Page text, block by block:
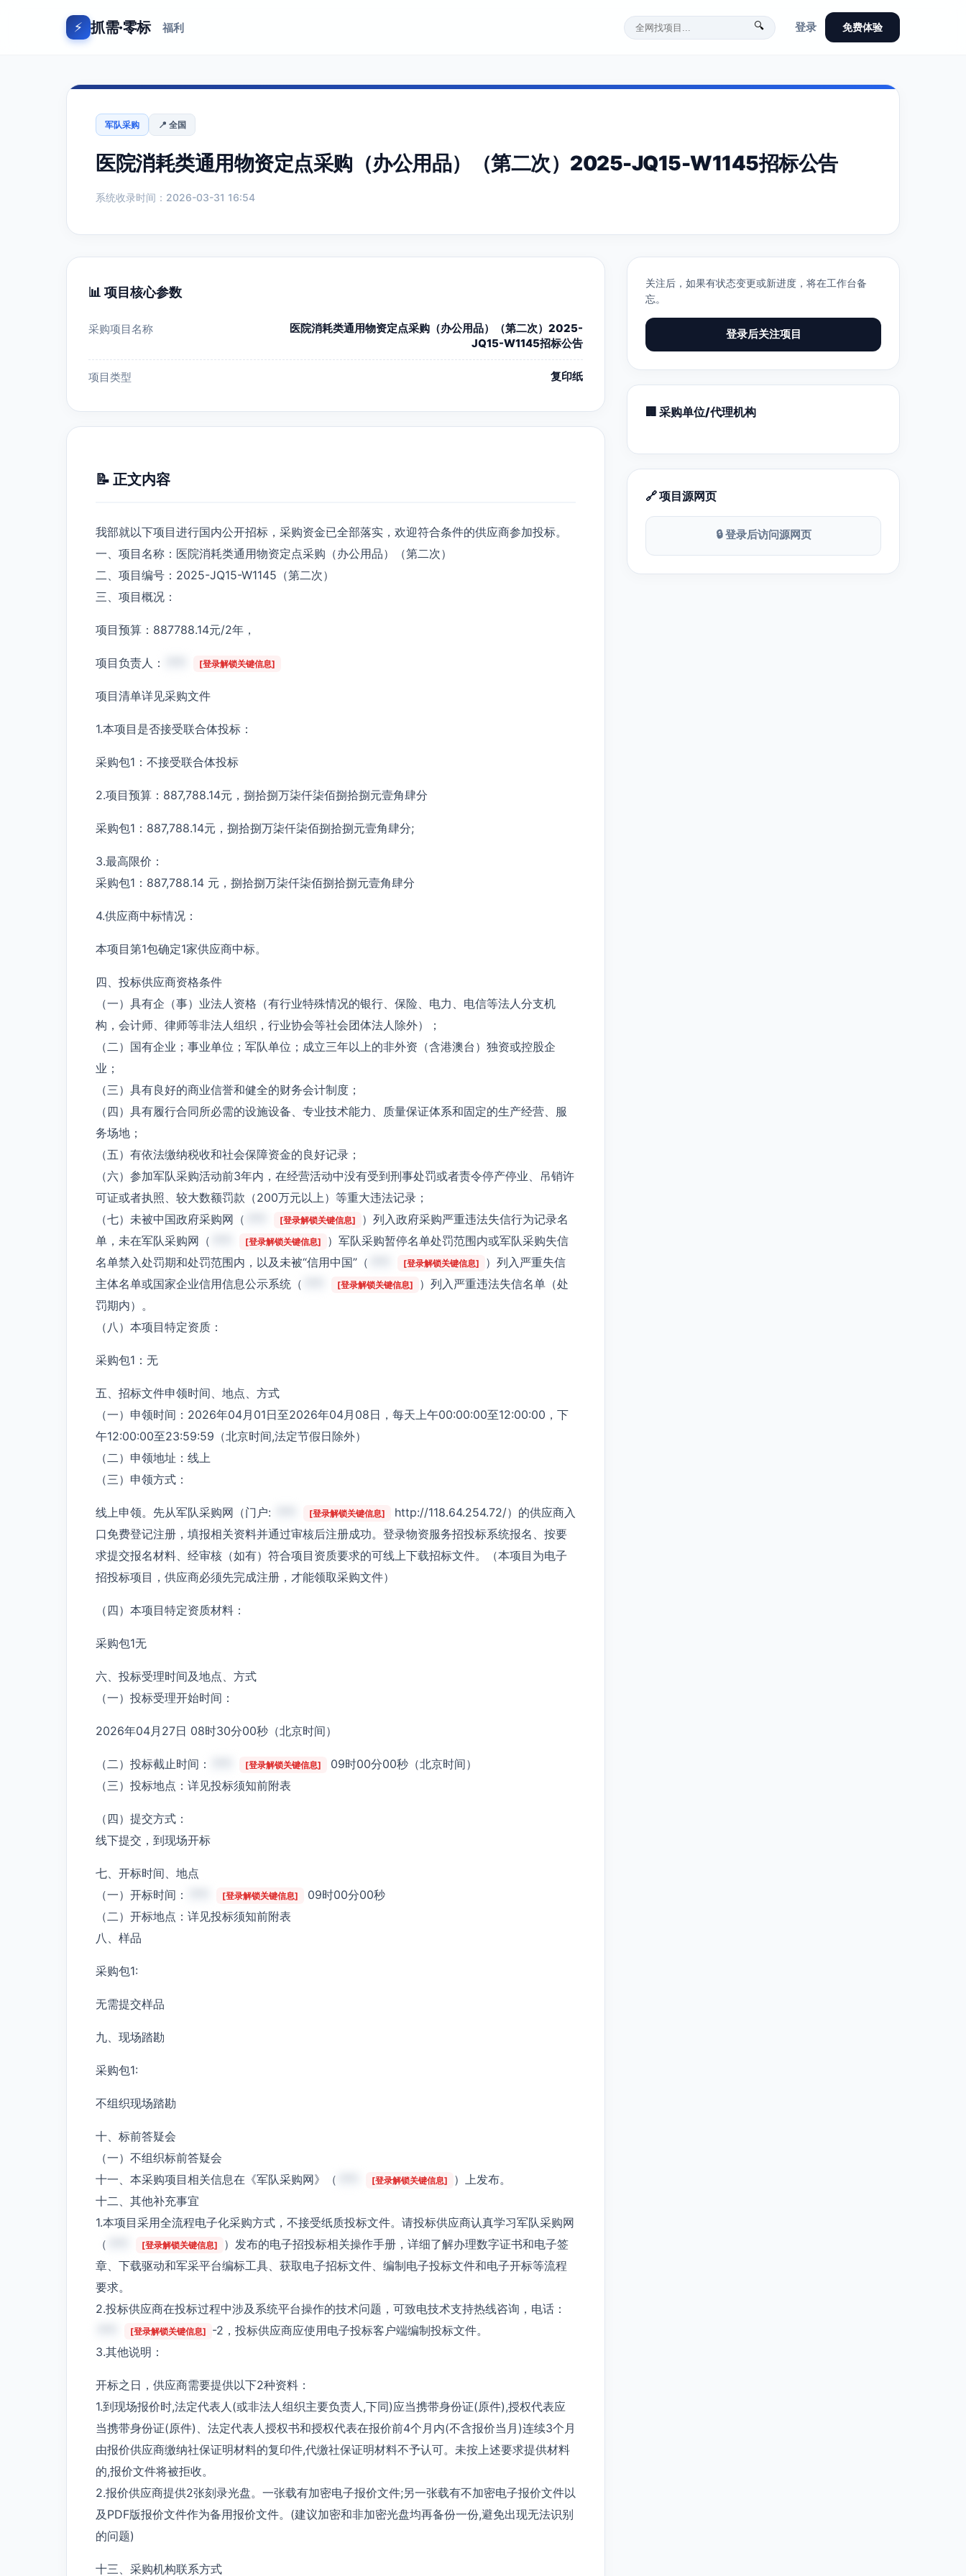
⚡ 抓需·零标 福利 🔍 登录 免费体验
军队采购 📍 全国
医院消耗类通用物资定点采购（办公用品）（第二次）2025-JQ15-W1145招标公告
系统收录时间：2026-03-31 16:54
📊 项目核心参数
采购项目名称
医院消耗类通用物资定点采购（办公用品）（第二次）2025-
JQ15-W1145招标公告
项目类型 复印纸
📝 正文内容
我部就以下项目进行国内公开招标，采购资金已全部落实，欢迎符合条件的供应商参加投标。
一、项目名称：医院消耗类通用物资定点采购（办公用品）（第二次）
二、项目编号：2025-JQ15-W1145（第二次）
三、项目概况：
项目预算：887788.14元/2年，
项目负责人： [登录解锁关键信息]
项目清单详见采购文件
1.本项目是否接受联合体投标：
采购包1：不接受联合体投标
2.项目预算：887,788.14元，捌拾捌万柒仟柒佰捌拾捌元壹角肆分
采购包1：887,788.14元，捌拾捌万柒仟柒佰捌拾捌元壹角肆分;
3.最高限价：
采购包1：887,788.14 元，捌拾捌万柒仟柒佰捌拾捌元壹角肆分
4.供应商中标情况：
本项目第1包确定1家供应商中标。
四、投标供应商资格条件
（一）具有企（事）业法人资格（有行业特殊情况的银行、保险、电力、电信等法人分支机
构，会计师、律师等非法人组织，行业协会等社会团体法人除外）；
（二）国有企业；事业单位；军队单位；成立三年以上的非外资（含港澳台）独资或控股企
业；
（三）具有良好的商业信誉和健全的财务会计制度；
（四）具有履行合同所必需的设施设备、专业技术能力、质量保证体系和固定的生产经营、服
务场地；
（五）有依法缴纳税收和社会保障资金的良好记录；
（六）参加军队采购活动前3年内，在经营活动中没有受到刑事处罚或者责令停产停业、吊销许
可证或者执照、较大数额罚款（200万元以上）等重大违法记录；
（七）未被中国政府采购网（
[登录解锁关键信息]
）列入政府采购严重违法失信行为记录名
单，未在军队采购网（
[登录解锁关键信息]
）军队采购暂停名单处罚范围内或军队采购失信
名单禁入处罚期和处罚范围内，以及未被“信用中国”（
[登录解锁关键信息]
）列入严重失信
主体名单或国家企业信用信息公示系统（
[登录解锁关键信息]
）列入严重违法失信名单（处
罚期内）。
（八）本项目特定资质：
采购包1：无
五、招标文件申领时间、地点、方式
（一）申领时间：2026年04月01日至2026年04月08日，每天上午00:00:00至12:00:00，下
午12:00:00至23:59:59（北京时间,法定节假日除外）
（二）申领地址：线上
（三）申领方式：
线上申领。先从军队采购网（门户: [登录解锁关键信息]
http://118.64.254.72/）的供应商入
口免费登记注册，填报相关资料并通过审核后注册成功。登录物资服务招投标系统报名、按要
求提交报名材料、经审核（如有）符合项目资质要求的可线上下载招标文件。（本项目为电子
招投标项目，供应商必须先完成注册，才能领取采购文件）
（四）本项目特定资质材料：
采购包1无
六、投标受理时间及地点、方式
（一）投标受理开始时间：
2026年04月27日 08时30分00秒（北京时间）
（二）投标截止时间： [登录解锁关键信息]
09时00分00秒（北京时间）
（三）投标地点：详见投标须知前附表
（四）提交方式：
线下提交，到现场开标
七、开标时间、地点
（一）开标时间：
[登录解锁关键信息]
09时00分00秒
（二）开标地点：详见投标须知前附表
八、样品
采购包1:
无需提交样品
九、现场踏勘
采购包1:
不组织现场踏勘
十、标前答疑会
（一）不组织标前答疑会
十一、本采购项目相关信息在《军队采购网》（
[登录解锁关键信息]
）上发布。
十二、其他补充事宜
1.本项目采用全流程电子化采购方式，不接受纸质投标文件。请投标供应商认真学习军队采购网
（
[登录解锁关键信息]
）发布的电子招投标相关操作手册，详细了解办理数字证书和电子签
章、下载驱动和军采平台编标工具、获取电子招标文件、编制电子投标文件和电子开标等流程
要求。
2.投标供应商在投标过程中涉及系统平台操作的技术问题，可致电技术支持热线咨询，电话：
[登录解锁关键信息]
-2，投标供应商应使用电子投标客户端编制投标文件。
3.其他说明：
开标之日，供应商需要提供以下2种资料：
1.到现场报价时,法定代表人(或非法人组织主要负责人,下同)应当携带身份证(原件),授权代表应
当携带身份证(原件)、法定代表人授权书和授权代表在报价前4个月内(不含报价当月)连续3个月
由报价供应商缴纳社保证明材料的复印件,代缴社保证明材料不予认可。未按上述要求提供材料
的,报价文件将被拒收。
2.报价供应商提供2张刻录光盘。一张载有加密电子报价文件;另一张载有不加密电子报价文件以
及PDF版报价文件作为备用报价文件。(建议加密和非加密光盘均再备份一份,避免出现无法识别
的问题)
十三、采购机构联系方式
关注后，如果有状态变更或新进度，将在工作台备
忘。
登录后关注项目
🏢 采购单位/代理机构
🔗 项目源网页
🔒 登录后访问源网页